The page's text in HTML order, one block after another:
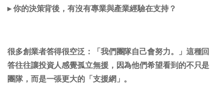
▸ 你的決策背後，有沒有專業與產業經驗在支持？
很多創業者答得很空泛：「我們團隊自己會努力。」這種回
答往往讓投資人感覺孤立無援，因為他們希望看到的不只是
團隊，而是一張更大的「支援網」。